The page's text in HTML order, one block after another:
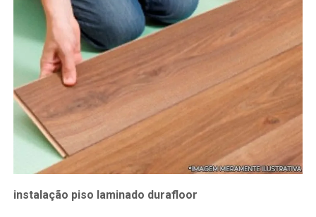
instalação piso laminado durafloor